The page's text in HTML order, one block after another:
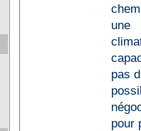
une
pas
pour